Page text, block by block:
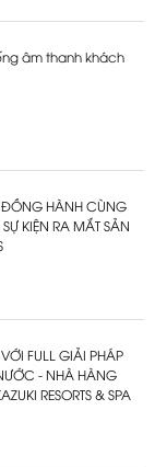
âm thanh khách
ĐỒNG HÀNH CÙNG
KIỆN RA MẮT SẢN
FULL GIẢI PHÁP
- NHÀ HÀNG
RESORTS & SPA